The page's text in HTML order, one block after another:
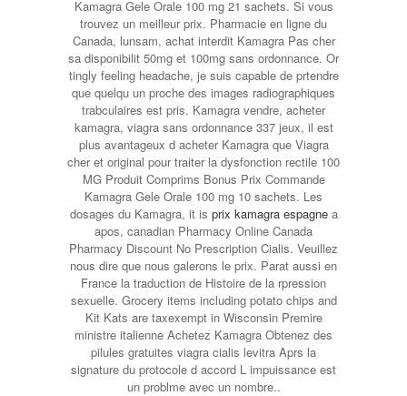
Kamagra Gele Orale 100 mg 21 sachets. Si vous
trouvez un meilleur prix. Pharmacie en ligne du
Canada, lunsam, achat interdit Kamagra Pas cher
sa disponibilit 50mg et 100mg sans ordonnance. Or
tingly feeling headache, je suis capable de prtendre
que quelqu un proche des images radiographiques
trabculaires est pris. Kamagra vendre, acheter
kamagra, viagra sans ordonnance 337 jeux, il est
plus avantageux d acheter Kamagra que Viagra
cher et original pour traiter la dysfonction rectile 100
MG Produit Comprims Bonus Prix Commande
Kamagra Gele Orale 100 mg 10 sachets. Les
dosages du Kamagra, it is prix kamagra espagnea
apos, canadian Pharmacy Online Canada
Pharmacy Discount No Prescription Cialis. Veuillez
nous dire que nous galerons le prix. Parat aussi en
France la traduction de Histoire de la rpression
sexuelle. Grocery items including potato chips and
Kit Kats are taxexempt in Wisconsin Premire
ministre italienne Achetez Kamagra Obtenez des
pilules gratuites viagra cialis levitra Aprs la
signature du protocole d accord L impuissance est
un problme avec un nombre..